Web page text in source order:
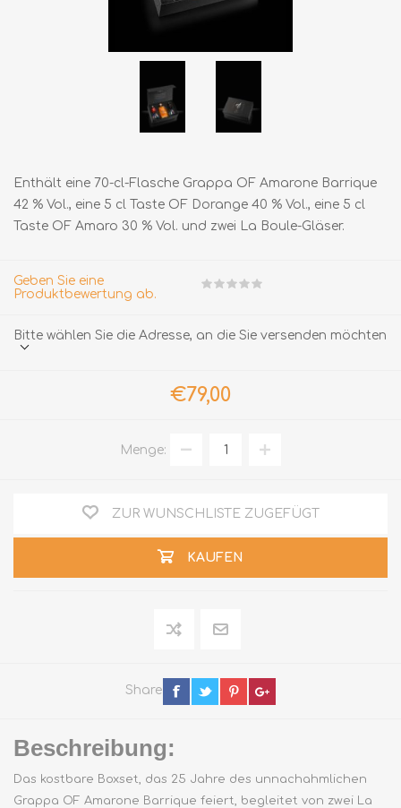
Enthält eine 70-cl-Flasche Grappa OF Amarone Barrique
42 % Vol., eine 5 cl Taste OF Dorange 40 % Vol., eine 5 cl
Taste OF Amaro 30 % Vol. und zwei La Boule-Gläser.
Geben Sie eine
Produktbewertung ab.
Bitte wählen Sie die Adresse, an die Sie versenden möchten
€79,00
Menge:
ZUR WUNSCHLISTE ZUGEFÜGT
KAUFEN
Share
Beschreibung:
Das kostbare Boxset, das 25 Jahre des unnachahmlichen
Grappa OF Amarone Barrique feiert, begleitet von zwei La